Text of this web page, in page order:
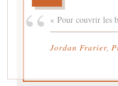
« Pour couvrir les
Jordan Frarier,